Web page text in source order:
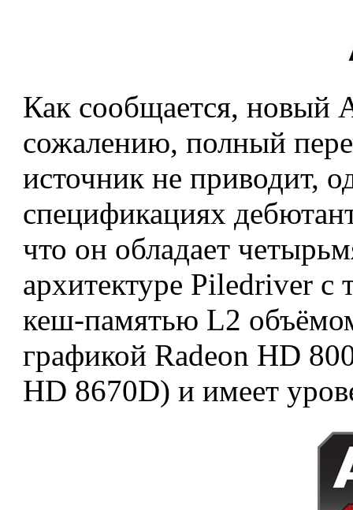
Как сообщается, новый
сожалению, полный
источник не приводит,
спецификациях
что он обладает
архитектуре Piledriver с
кеш-памятью L2
графикой Radeon HD
HD 8670D) и имеет